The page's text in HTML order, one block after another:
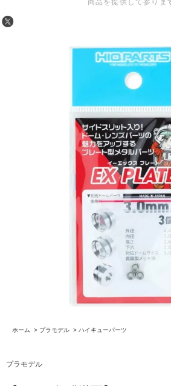
商品を提供して参りま
ホーム > プラモデル > ハイキューパーツ
プラモデル